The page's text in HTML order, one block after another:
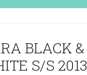
BLACK &
S/S 2013